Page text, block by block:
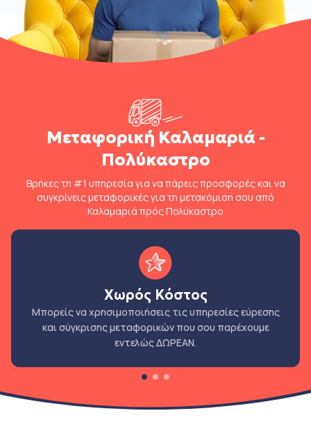
Μεταφορική Καλαμαριά -
Πολύκαστρο
Βρήκες τη #1 υπηρεσία για να πάρεις προσφορές και να
συγκρίνεις μεταφορικές για τη μετακόμιση σου από
Καλαμαριά πρός Πολύκαστρο
Χωρός Κόστος
Μπορείς να χρησιμοποιήσεις τις υπηρεσίες εύρεσης
και σύγκρισης μεταφορικών που σου παρέχουμε
εντελώς ΔΩΡΕΑΝ.